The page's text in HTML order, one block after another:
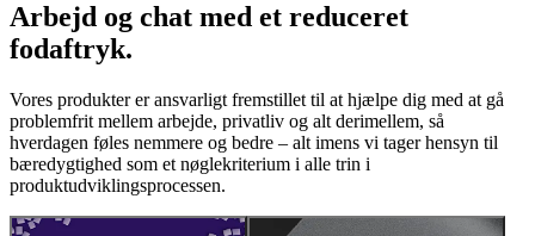
Arbejd og chat med et reduceret
fodaftryk.
Vores produkter er ansvarligt fremstillet til at hjælpe dig med at gå
problemfrit mellem arbejde, privatliv og alt derimellem, så
hverdagen føles nemmere og bedre – alt imens vi tager hensyn til
bæredygtighed som et nøglekriterium i alle trin i
produktudviklingsprocessen.